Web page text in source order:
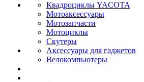
Квадроциклы YACOTA
Мотоаксессуары
Мотозапчасти
Мотоциклы
Скутеры
Аксессуары для гаджетов
Велокомпьютеры